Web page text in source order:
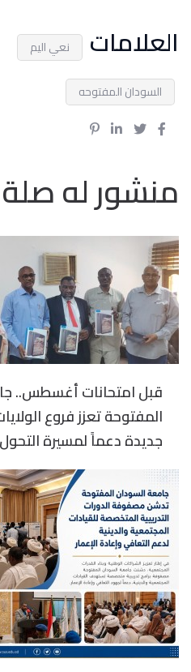
العلامات نعي اليم
السودان المفتوحه
منشور له صلة
قبل امتحانات أغسطس..
المفتوحة تعزز فروع
جديدة دعماً لمسيرة